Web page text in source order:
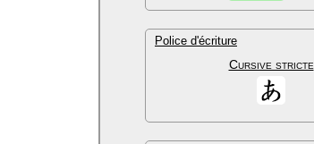
Police d'écriture
Cursive stricte